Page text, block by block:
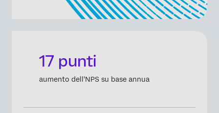
17 punti
aumento dell'NPS su base annua